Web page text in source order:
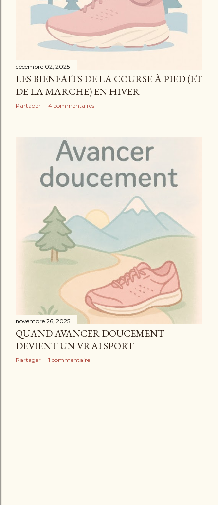
décembre 02, 2025
LES BIENFAITS DE LA COURSE À PIED (ET
DE LA MARCHE) EN HIVER
Partager 4 commentaires
novembre 26, 2025
QUAND AVANCER DOUCEMENT
DEVIENT UN VRAI SPORT
Partager 1 commentaire